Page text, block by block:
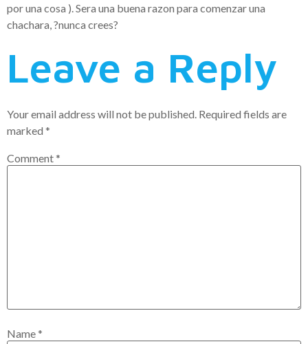
por una cosa ). Sera una buena razon para comenzar una
chachara, ?nunca crees?
Leave a Reply
Your email address will not be published. Required fields are
marked *
Comment*
Name*